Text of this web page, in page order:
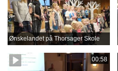
Ønskelandet på Thorsager Skole
00:58